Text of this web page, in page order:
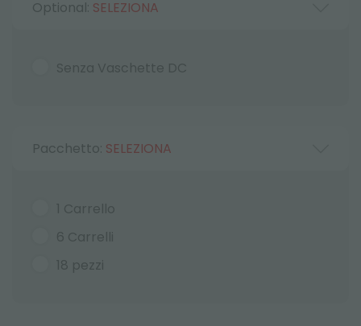
Optional: SELEZIONA
Senza Vaschette DC
Pacchetto: SELEZIONA
1 Carrello
6 Carrelli
18 pezzi